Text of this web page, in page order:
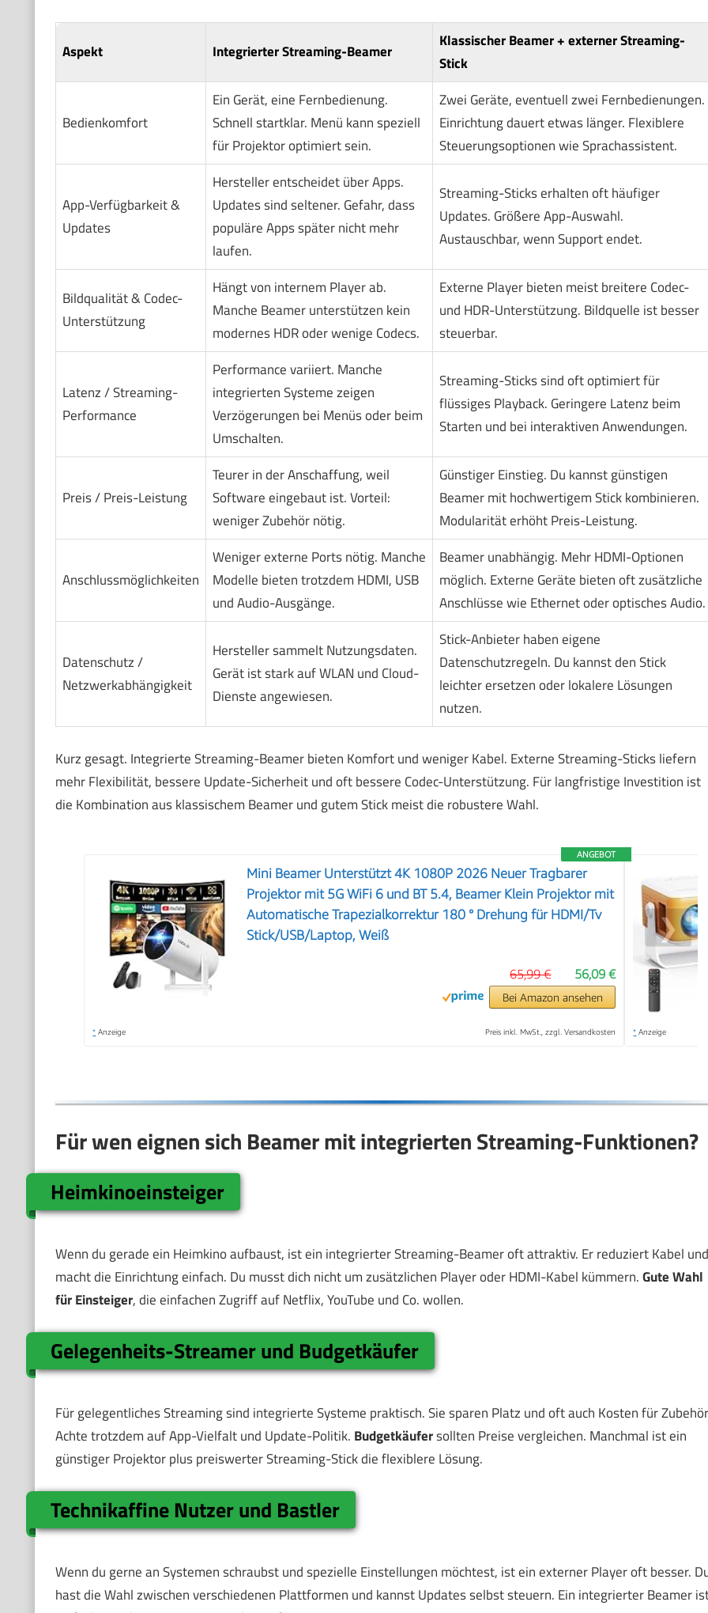
Aspekt Integrierter Streaming-Beamer
Klassischer Beamer + externer Streaming-
Stick
Bedienkomfort
Ein Gerät, eine Fernbedienung.
Schnell startklar. Menü kann speziell
für Projektor optimiert sein.
Zwei Geräte, eventuell zwei Fernbedienungen.
Einrichtung dauert etwas länger. Flexiblere
Steuerungsoptionen wie Sprachassistent.
App-Verfügbarkeit &
Updates
Hersteller entscheidet über Apps.
Updates sind seltener. Gefahr, dass
populäre Apps später nicht mehr
laufen.
Streaming-Sticks erhalten oft häufiger
Updates. Größere App-Auswahl.
Austauschbar, wenn Support endet.
Bildqualität & Codec-
Unterstützung
Hängt von internem Player ab.
Manche Beamer unterstützen kein
modernes HDR oder wenige Codecs.
Externe Player bieten meist breitere Codec-
und HDR-Unterstützung. Bildquelle ist besser
steuerbar.
Latenz / Streaming-
Performance
Performance variiert. Manche
integrierten Systeme zeigen
Verzögerungen bei Menüs oder beim
Umschalten.
Streaming-Sticks sind oft optimiert für
flüssiges Playback. Geringere Latenz beim
Starten und bei interaktiven Anwendungen.
Preis / Preis-Leistung
Teurer in der Anschaffung, weil
Software eingebaut ist. Vorteil:
weniger Zubehör nötig.
Günstiger Einstieg. Du kannst günstigen
Beamer mit hochwertigem Stick kombinieren.
Modularität erhöht Preis-Leistung.
Anschlussmöglichkeiten
Weniger externe Ports nötig. Manche
Modelle bieten trotzdem HDMI, USB
und Audio-Ausgänge.
Beamer unabhängig. Mehr HDMI-Optionen
möglich. Externe Geräte bieten oft zusätzliche
Anschlüsse wie Ethernet oder optisches Audio.
Datenschutz /
Netzwerkabhängigkeit
Hersteller sammelt Nutzungsdaten.
Gerät ist stark auf WLAN und Cloud-
Dienste angewiesen.
Stick-Anbieter haben eigene
Datenschutzregeln. Du kannst den Stick
leichter ersetzen oder lokalere Lösungen
nutzen.
Kurz gesagt. Integrierte Streaming-Beamer bieten Komfort und weniger Kabel. Externe Streaming-Sticks liefern
mehr Flexibilität, bessere Update-Sicherheit und oft bessere Codec-Unterstützung. Für langfristige Investition ist
die Kombination aus klassischem Beamer und gutem Stick meist die robustere Wahl.
ANGEBOT
Mini Beamer Unterstützt 4K 1080P 2026 Neuer Tragbarer
Projektor mit 5G WiFi 6 und BT 5.4, Beamer Klein Projektor mit
Automatische Trapezialkorrektur 180 ° Drehung für HDMI/Tv
Stick/USB/Laptop, Weiß
56,09 €
65,99 €
Bei Amazon ansehen
* Anzeige Preis inkl. MwSt., zzgl. Versandkosten * Anzeige
❯
Für wen eignen sich Beamer mit integrierten Streaming-Funktionen?
Heimkinoeinsteiger
Wenn du gerade ein Heimkino aufbaust, ist ein integrierter Streaming-Beamer oft attraktiv. Er reduziert Kabel und
macht die Einrichtung einfach. Du musst dich nicht um zusätzlichen Player oder HDMI-Kabel kümmern.Gute Wahl
für Einsteiger, die einfachen Zugriff auf Netflix, YouTube und Co. wollen.
Gelegenheits-Streamer und Budgetkäufer
Für gelegentliches Streaming sind integrierte Systeme praktisch. Sie sparen Platz und oft auch Kosten für
Achte trotzdem auf App-Vielfalt und Update-Politik. Budgetkäufersollten Preise vergleichen. Manchmal ist ein
günstiger Projektor plus preiswerter Streaming-Stick die flexiblere Lösung.
Technikaffine Nutzer und Bastler
Wenn du gerne an Systemen schraubst und spezielle Einstellungen möchtest, ist ein externer Player oft besser.
hast die Wahl zwischen verschiedenen Plattformen und kannst Updates selbst steuern. Ein integrierter Beamer